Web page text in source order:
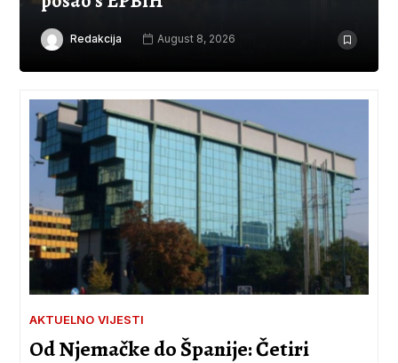
Redakcija August 8, 2026
AKTUELNO VIJESTI
Od Njemačke do Španije: Četiri